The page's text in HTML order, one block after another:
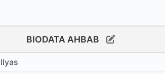
BIODATA AHBAB
Ilyas